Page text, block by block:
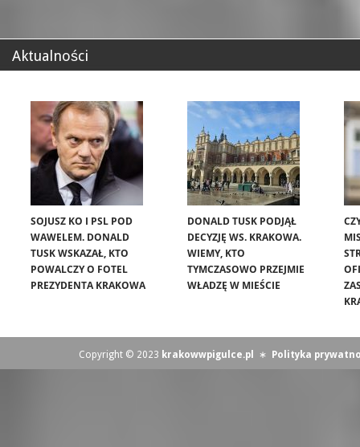
Aktualności
SOJUSZ KO I PSL POD
WAWELEM. DONALD
TUSK WSKAZAŁ, KTO
POWALCZY O FOTEL
PREZYDENTA KRAKOWA
DONALD TUSK PODJĄŁ
DECYZJĘ WS. KRAKOWA.
WIEMY, KTO
TYMCZASOWO PRZEJMIE
WŁADZĘ W MIEŚCIE
Copyright © 2023 krakowwpigulce.pl ∗ Polityka